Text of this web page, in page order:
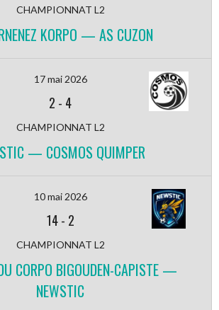
CHAMPIONNAT L2
KORPO — AS CUZON
17 mai 2026
2 - 4
CHAMPIONNAT L2
— COSMOS QUIMPER
10 mai 2026
14- 2
CHAMPIONNAT L2
CORPO BIGOUDEN-CAPISTE —
NEWSTIC